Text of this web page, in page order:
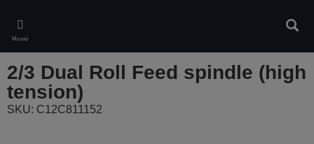
main
content
Μενού
2/3 Dual Roll Feed spindle (high
tension)
SKU: C12C811152